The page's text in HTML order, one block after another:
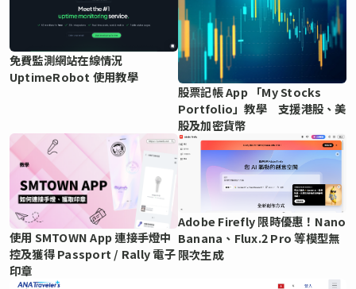
免費監測網站在線情況
UptimeRobot 使用教學
股票記帳 App 「My Stocks
Portfolio」教學 支援港股、美
股及加密貨幣
使用 SMTOWN App 連接手燈中
控及獲得 Passport / Rally 電子
印章
Adobe Firefly 限時優惠！Nano
Banana、Flux.2 Pro 等模型無
限次生成